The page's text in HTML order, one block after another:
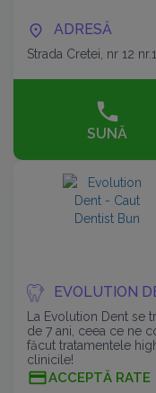
ADRESĂ
Strada Cretei, nr 12
SUNĂ
EVOLUTION
La Evolution Dent se
de 7 ani, ceea ce ne
făcut tratamentele
clinicile!
ACCEPTĂ RATE